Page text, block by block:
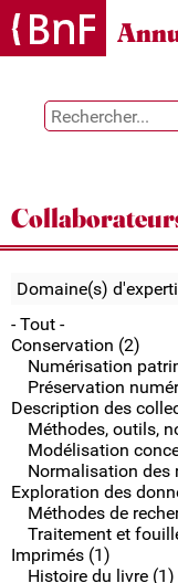
Gestion des cookies
Domaine(s)
- Tout -
Conservation (2)
Numérisation
Préservation
Description des
Méthodes, outils,
Modélisation
Normalisation des
Exploration des
Méthodes de
Traitement et
Imprimés (1)
Histoire du livre (1)